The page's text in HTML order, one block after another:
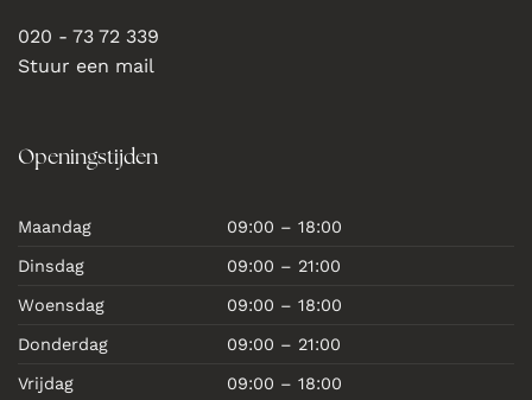
020 - 73 72 339
Stuur een mail
Openingstijden
Maandag 09:00 – 18:00
Dinsdag 09:00 – 21:00
Woensdag 09:00 – 18:00
Donderdag 09:00 – 21:00
Vrijdag 09:00 – 18:00